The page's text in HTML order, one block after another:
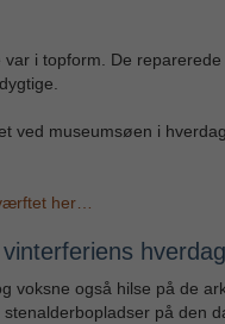
i topform. De
ved museumsøen i
her…
voksne også hilse på de
på den